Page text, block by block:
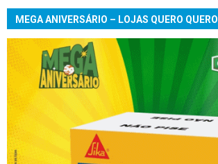
MEGA ANIVERSÁRIO – LOJAS QUERO QUERO